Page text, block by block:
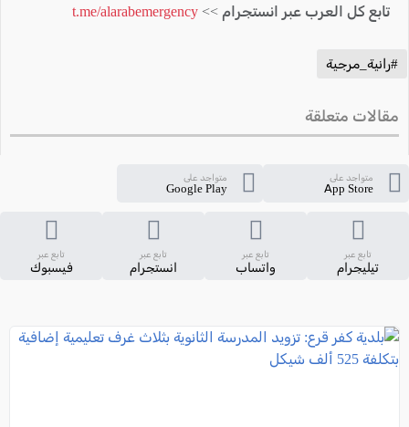
تابع كل العرب عبر انستجرام >> t.me/alarabemergency
#رانية_مرجية
مقالات متعلقة
متواجد على
App Store
متواجد على
Google Play
تابع عبر
تيليجرام
تابع عبر
واتساب
تابع عبر
انستجرام
تابع عبر
فيسبوك